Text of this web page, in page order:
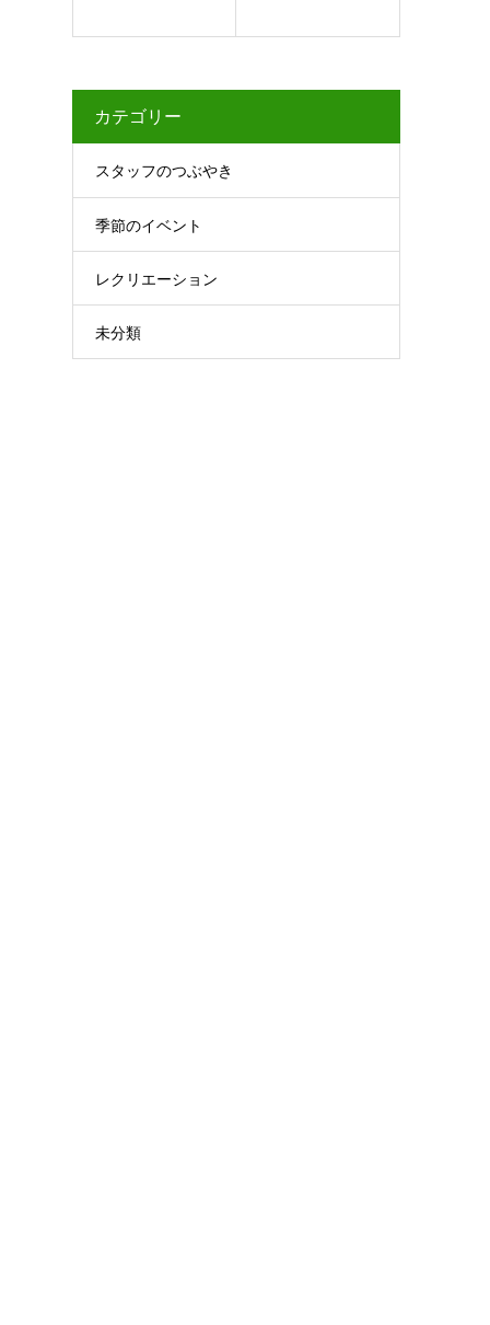
カテゴリー
スタッフのつぶやき
季節のイベント
レクリエーション
未分類